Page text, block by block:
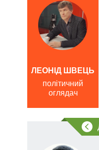
ЛЕОНІД ШВЕЦЬ
політичний
оглядач